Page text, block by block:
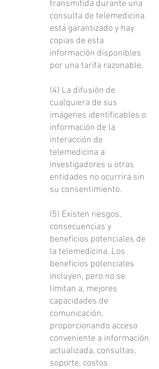
transmitida durante una
consulta de telemedicina
está garantizado y hay
copias de esta
información disponibles
por una tarifa razonable.
(4) La difusión de
cualquiera de sus
imágenes identificables o
información de la
interacción de
telemedicina a
investigadores u otras
entidades no ocurrirá sin
su consentimiento.
(5) Existen riesgos,
consecuencias y
beneficios potenciales de
la telemedicina. Los
beneficios potenciales
incluyen, pero no se
limitan a, mejores
capacidades de
comunicación,
proporcionando acceso
conveniente a información
actualizada, consultas,
soporte, costos